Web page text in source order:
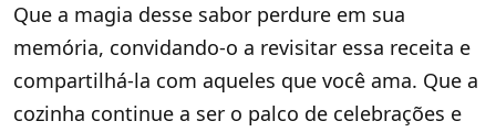
Que a magia desse sabor perdure em sua
memória, convidando-o a revisitar essa receita e
compartilhá-la com aqueles que você ama. Que a
cozinha continue a ser o palco de celebrações e